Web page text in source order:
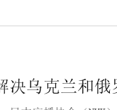
决乌克兰和